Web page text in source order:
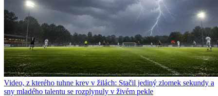
Video, z kterého tuhne krev v žilách: Stačil jediný zlomek sekundy a
sny mladého talentu se rozplynuly v živém pekle